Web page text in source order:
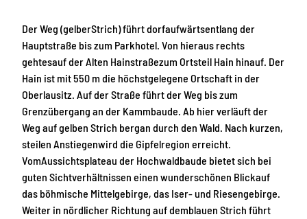
Der Weg (gelberStrich) führt dorfaufwärtsentlang der
Hauptstraße bis zum Parkhotel. Von hieraus rechts
gehtesauf der Alten Hainstraßezum Ortsteil Hain hinauf. Der
Hain ist mit 550 m die höchstgelegene Ortschaft in der
Oberlausitz. Auf der Straße führt der Weg bis zum
Grenzübergang an der Kammbaude. Ab hier verläuft der
Weg auf gelben Strich bergan durch den Wald. Nach kurzen,
steilen Anstiegenwird die Gipfelregion erreicht.
VomAussichtsplateau der Hochwaldbaude bietet sich bei
guten Sichtverhältnissen einen wunderschönen Blickauf
das böhmische Mittelgebirge, das Iser- und Riesengebirge.
Weiter in nördlicher Richtung auf demblauen Strich führt